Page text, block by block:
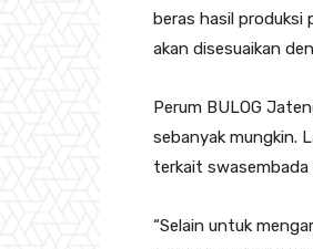
beras hasil produksi
akan disesuaikan
Perum BULOG
sebanyak mungkin.
terkait swasembada
“Selain untuk